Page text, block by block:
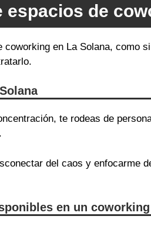
de
en La Solana, como
te rodeas de
del caos y enfocarme
en un coworking